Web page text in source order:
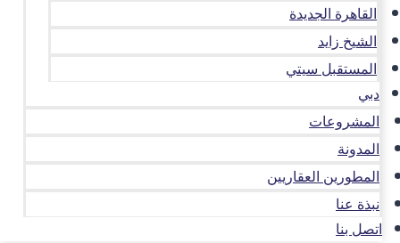
القاهرة الجديدة
الشيخ زايد
المستقبل سيتي
دبي
المشروعات
المدونة
المطورين العقاريين
نبذة عنا
اتصل بنا